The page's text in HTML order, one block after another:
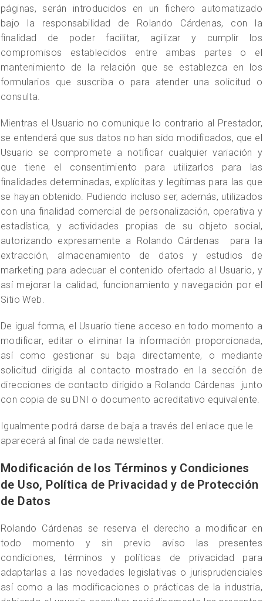
páginas, serán introducidos en un fichero automatizado
bajo la responsabilidad de Rolando Cárdenas, con la
finalidad de poder facilitar, agilizar y cumplir los
compromisos establecidos entre ambas partes o el
mantenimiento de la relación que se establezca en los
formularios que suscriba o para atender una solicitud o
consulta.
Mientras el Usuario no comunique lo contrario al Prestador,
se entenderá que sus datos no han sido modificados, que el
Usuario se compromete a notificar cualquier variación y
que tiene el consentimiento para utilizarlos para las
finalidades determinadas, explícitas y legítimas para las que
se hayan obtenido. Pudiendo incluso ser, además, utilizados
con una finalidad comercial de personalización, operativa y
estadística, y actividades propias de su objeto social,
autorizando expresamente a Rolando Cárdenas para la
extracción, almacenamiento de datos y estudios de
marketing para adecuar el contenido ofertado al Usuario, y
así mejorar la calidad, funcionamiento y navegación por el
Sitio Web.
De igual forma, el Usuario tiene acceso en todo momento a
modificar, editar o eliminar la información proporcionada,
así como gestionar su baja directamente, o mediante
solicitud dirigida al contacto mostrado en la sección de
direcciones de contacto dirigido a Rolando Cárdenas junto
con copia de su DNI o documento acreditativo equivalente.
Igualmente podrá darse de baja a través del enlace que le
aparecerá al final de cada newsletter.
Modificación de los Términos y Condiciones
de Uso, Política de Privacidad y de Protección
de Datos
Rolando Cárdenas se reserva el derecho a modificar en
todo momento y sin previo aviso las presentes
condiciones, términos y políticas de privacidad para
adaptarlas a las novedades legislativas o jurisprudenciales
así como a las modificaciones o prácticas de la industria,